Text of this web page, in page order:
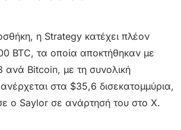
η Strategy κατέχει πλέον
BTC, τα οποία αποκτήθηκαν με
ανά Bitcoin, με τη συνολική
στα $35,6 δισεκατομμύρια,
ο Saylor σε ανάρτησή του στο X.